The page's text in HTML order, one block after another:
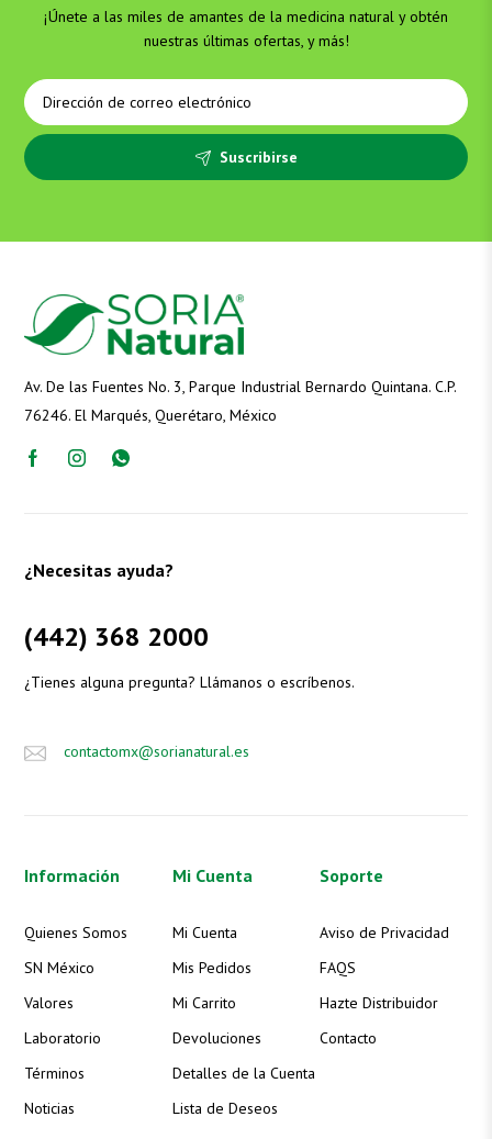
¡Únete a las miles de amantes de la medicina natural y obtén
nuestras últimas ofertas, y más!
Suscribirse
Av. De las Fuentes No. 3, Parque Industrial Bernardo Quintana. C.P.
76246. El Marqués, Querétaro, México
¿Necesitas ayuda?
(442) 368 2000
¿Tienes alguna pregunta? Llámanos o escríbenos.
contactomx@sorianatural.es
Información
Quienes Somos
SN México
Valores
Laboratorio
Términos
Noticias
Mi Cuenta
Mi Cuenta
Mis Pedidos
Mi Carrito
Devoluciones
Detalles de la Cuenta
Lista de Deseos
Soporte
Aviso de Privacidad
FAQS
Hazte Distribuidor
Contacto